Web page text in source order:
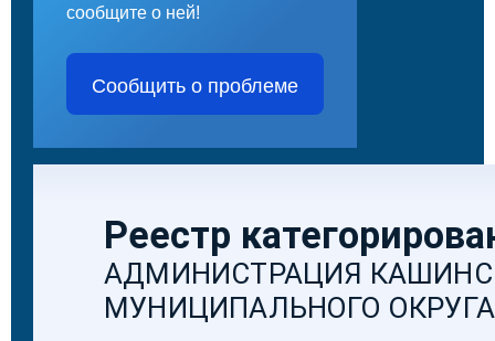
сообщите о ней!
Сообщить о проблеме